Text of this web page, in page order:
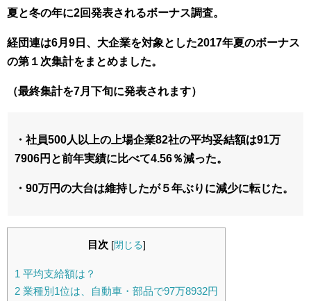
夏と冬の年に2回発表されるボーナス調査。
経団連は6月9日、大企業を対象とした2017年夏のボーナス
の第１次集計をまとめました。
（最終集計を7月下旬に発表されます）
・社員500人以上の上場企業82社の平均妥結額は91万
7906円と前年実績に比べて4.56％減った。
・90万円の大台は維持したが５年ぶりに減少に転じた。
目次 [閉じる]
1 平均支給額は？
2 業種別1位は、自動車・部品で97万8932円